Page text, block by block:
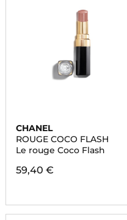
CHANEL
ROUGE COCO FLASH
Le rouge Coco Flash
59,40 €